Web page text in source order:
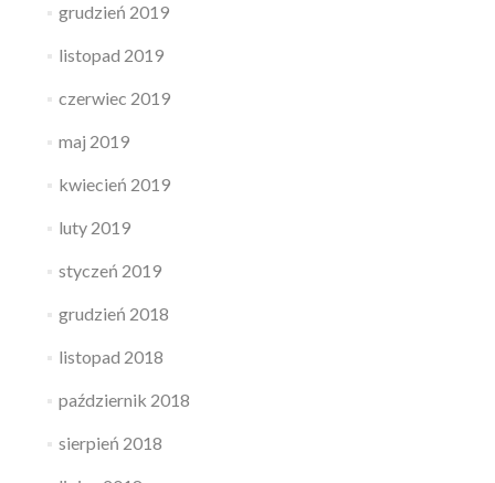
grudzień 2019
listopad 2019
czerwiec 2019
maj 2019
kwiecień 2019
luty 2019
styczeń 2019
grudzień 2018
listopad 2018
październik 2018
sierpień 2018